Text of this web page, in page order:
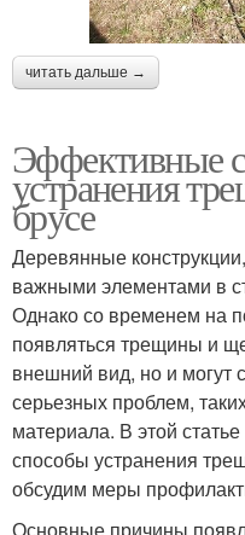
читать дальше →
Эффективные
устранения
брусе
Деревянные
важными элементами в
Однако со временем на
появляться трещины и
внешний вид, но и могут
серьезных проблем,
материала. В этой
способы устранения
обсудим меры
Основные причины